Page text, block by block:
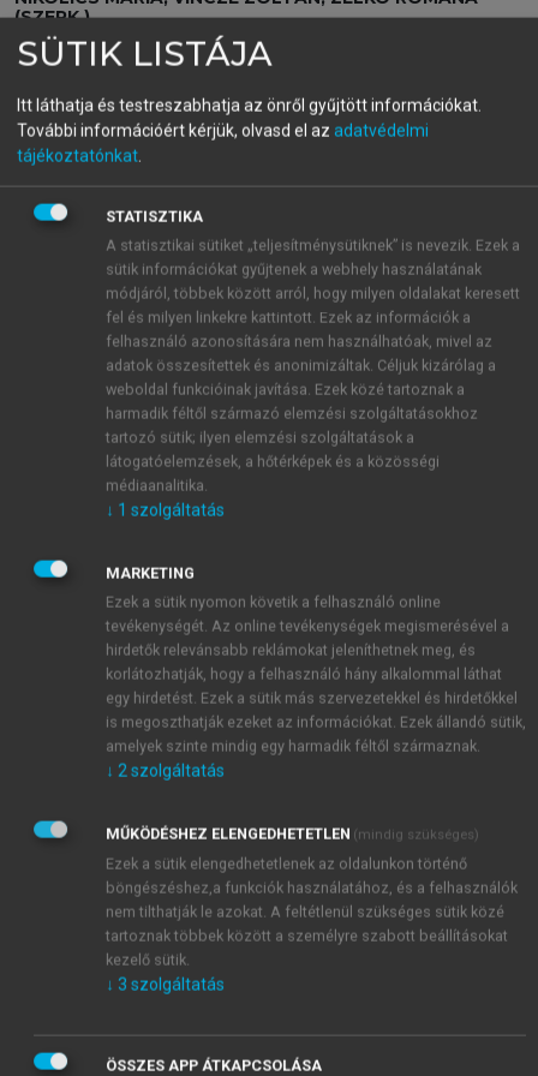
(SZERK.)
Gyógyszerészeti
tudománytörténet és
propedeutika
menu_book
10.2. Az állatgyógyászati
készítmény fogalma
„Állatgyógyászati készítmény (gyógyszer): bármely
anyag vagy anyagok keveréke, amelyet állatok
betegségeinek kezelésére vagy megelőzésére
készítenek, továbbá bármely anyag vagy anyagok
metabolikus hatások kiváltása révén az állatok
valamely élettani funkciójának helyreállítása, javítása
vagy módosítása, illetve orvosi diagnózis felállítása
érdekében alkalmazható.” (2005. évi CLXXVI.
Állategészségügyi törvény)
SÜTIK LISTÁJA
Itt láthatja és testreszabhatja az önről gyűjtött információkat.
További információért kérjük, olvasd el az adatvédelmi
tájékoztatónkat.
STATISZTIKA
A statisztikai sütiket „teljesítménysütiknek” is nevezik. Ezek a
sütik információkat gyűjtenek a webhely használatának
módjáról, többek között arról, hogy milyen oldalakat keresett
fel és milyen linkekre kattintott. Ezek az információk a
felhasználó azonosítására nem használhatóak, mivel az
adatok összesítettek és anonimizáltak. Céljuk kizárólag a
weboldal funkcióinak javítása. Ezek közé tartoznak a
harmadik féltől származó elemzési szolgáltatásokhoz
tartozó sütik; ilyen elemzési szolgáltatások a
látogatóelemzések, a hőtérképek és a közösségi
médiaanalitika.
↓ 1 szolgáltatás
MARKETING
Ezek a sütik nyomon követik a felhasználó online
tevékenységét. Az online tevékenységek megismerésével a
hirdetők relevánsabb reklámokat jeleníthetnek meg, és
korlátozhatják, hogy a felhasználó hány alkalommal láthat
egy hirdetést. Ezek a sütik más szervezetekkel és hirdetőkkel
is megoszthatják ezeket az információkat. Ezek állandó sütik,
amelyek szinte mindig egy harmadik féltől származnak.
↓ 2szolgáltatás
MŰKÖDÉSHEZ ELENGEDHETETLEN (mindig szükséges)
Ezek a sütik elengedhetetlenek az oldalunkon történő
böngészéshez,a funkciók használatához, és a felhasználók
nem tilthatják le azokat. A feltétlenül szükséges sütik közé
tartoznak többek között a személyre szabott beállításokat
kezelő sütik.
↓ 3 szolgáltatás
ÖSSZES APP ÁTKAPCSOLÁSA